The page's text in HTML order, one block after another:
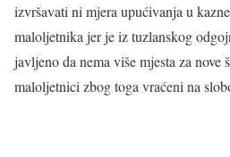
izvršavati ni mjera upućivanja u
maloljetnika jer je iz tuzlanskog
javljeno da nema više mjesta za nove
maloljetnici zbog toga vraćeni na